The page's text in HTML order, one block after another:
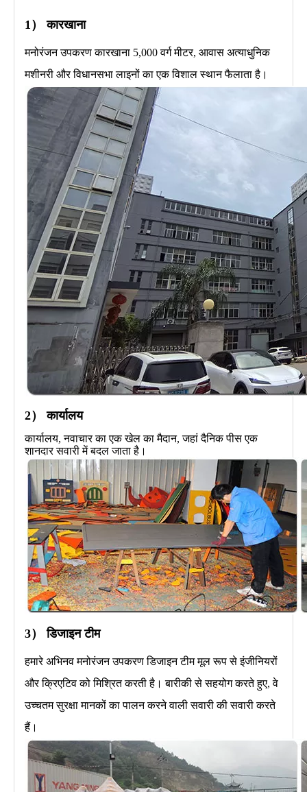
1） कारखाना
मनोरंजन उपकरण कारखाना 5,000 वर्ग मीटर, आवास अत्याधुनिक
मशीनरी और विधानसभा लाइनों का एक विशाल स्थान फैलाता है।
2） कार्यालय
कार्यालय, नवाचार का एक खेल का मैदान, जहां दैनिक पीस एक
शानदार सवारी में बदल जाता है।
3） डिजाइन टीम
हमारे अभिनव मनोरंजन उपकरण डिजाइन टीम मूल रूप से इंजीनियरों
और क्रिएटिव को मिश्रित करती है। बारीकी से सहयोग करते हुए, वे
उच्चतम सुरक्षा मानकों का पालन करने वाली सवारी की सवारी करते
हैं।